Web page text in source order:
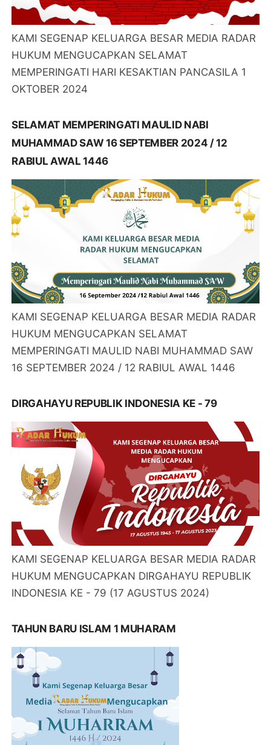
KAMI SEGENAP KELUARGA BESAR MEDIA RADAR
HUKUM MENGUCAPKAN SELAMAT
MEMPERINGATI HARI KESAKTIAN PANCASILA 1
OKTOBER 2024
SELAMAT MEMPERINGATI MAULID NABI
MUHAMMAD SAW 16 SEPTEMBER 2024 / 12
RABIUL AWAL 1446
KAMI SEGENAP KELUARGA BESAR MEDIA RADAR
HUKUM MENGUCAPKAN SELAMAT
MEMPERINGATI MAULID NABI MUHAMMAD SAW
16 SEPTEMBER 2024 / 12 RABIUL AWAL 1446
DIRGAHAYU REPUBLIK INDONESIA KE - 79
KAMI SEGENAP KELUARGA BESAR MEDIA RADAR
HUKUM MENGUCAPKAN DIRGAHAYU REPUBLIK
INDONESIA KE - 79 (17 AGUSTUS 2024)
TAHUN BARU ISLAM 1 MUHARAM